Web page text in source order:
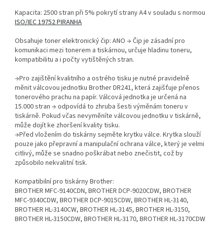
Kapacita: 2500 stran při 5% pokrytí strany A4 v souladu s normou
ISO/IEC 19752 PIRANHA
Obsahuje toner elektronický čip: ANO → Čip je zásadní pro
komunikaci mezi tonerem a tiskárnou, určuje hladinu toneru,
kompatibilitu a i počty vytištěných stran.
→Pro zajištění kvalitního a ostrého tisku je nutné pravidelně
měnit válcovou jednotku Brother DR241, která zajišťuje přenos
tonerového prachu na papír. Válcová jednotka je určená na
15.000 stran → odpovídá to zhruba šesti výměnám toneru v
tiskárně. Pokud včas nevyměníte válcovou jednotku v tiskárně,
může dojít ke zhoršení kvality tisku.
→Před vložením do tiskárny sejměte krytku válce. Krytka slouží
pouze jako přepravní a manipulační ochrana válce, který je velmi
citlivý, může se snadno poškrábat nebo znečistit, což by
způsobilo nekvalitní tisk.
Kompatibilní pro tiskárny Brother:
BROTHER MFC-9140CDN, BROTHER DCP-9020CDW, BROTHER
MFC-9340CDW, BROTHER DCP-9015CDW, BROTHER HL-3140,
BROTHER HL-3140CW, BROTHER HL-3145, BROTHER HL-3150,
BROTHER HL-3150CDW, BROTHER HL-3170, BROTHER HL-3170CDW